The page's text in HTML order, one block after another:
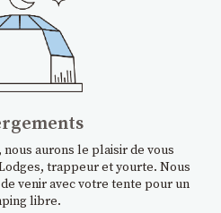
aurons le plaisir de vous
trappeur et yourte. Nous
venir avec votre tente pour un
libre.